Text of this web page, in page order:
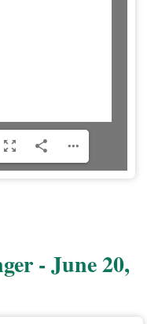
- June 20,